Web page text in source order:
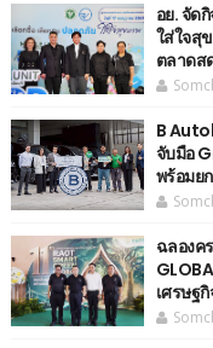
อย. จัด
ใส่ใจสุ
ตลาดส
B
จับมือ
พร้อมย
ฉลองค
เศรษฐ